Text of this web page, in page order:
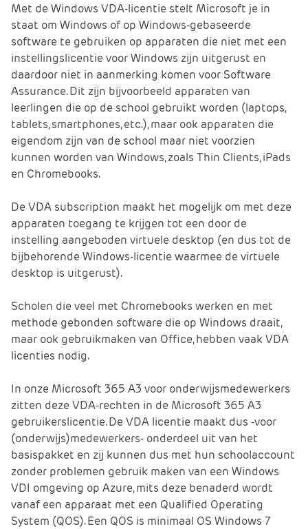
t
Met de Windows VDA-licentie stelt Microsoft je in
staat om Windows of op Windows-gebaseerde
software te gebruiken op apparaten die niet met een
instellingslicentie voor Windows zijn uitgerust en
daardoor niet in aanmerking komen voor Software
Assurance. Dit zijn bijvoorbeeld apparaten van
leerlingen die op de school gebruikt worden (laptops,
tablets, smartphones, etc.), maar ook apparaten die
eigendom zijn van de school maar niet voorzien
kunnen worden van Windows, zoals Thin Clients, iPads
en Chromebooks.
De VDA subscription maakt het mogelijk om met deze
apparaten toegang te krijgen tot een door de
instelling aangeboden virtuele desktop (en dus tot de
bijbehorende Windows-licentie waarmee de virtuele
desktop is uitgerust).
Scholen die veel met Chromebooks werken en met
methode gebonden software die op Windows draait,
maar ook gebruikmaken van Office, hebben vaak VDA
licenties nodig.
In onze Microsoft 365 A3 voor onderwijsmedewerkers
zitten deze VDA-rechten in de Microsoft 365 A3
gebruikerslicentie. De VDA licentie maakt dus -voor
(onderwijs)medewerkers- onderdeel uit van het
basispakket en zij kunnen dus met hun schoolaccount
zonder problemen gebruik maken van een Windows
VDI omgeving op Azure, mits deze benaderd wordt
vanaf een apparaat met een Qualified Operating
System (QOS). Een QOS is minimaal OS Windows 7